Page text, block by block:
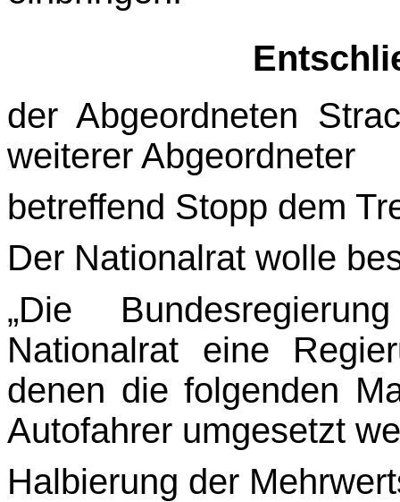
der Abgeordneten
weiterer Abgeordneter
betreffend Stopp dem
Der Nationalrat wolle
„Die
Nationalrat eine
denen die folgenden
Autofahrer umge­setzt
Halbierung der